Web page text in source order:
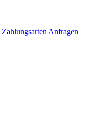
Zahlungsarten Anfragen